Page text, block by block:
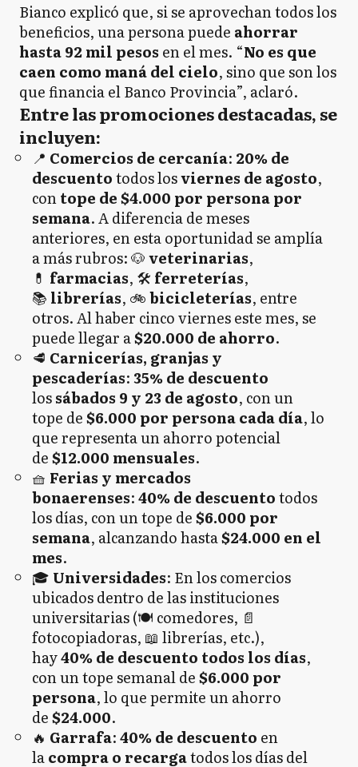
Bianco explicó que, si se aprovechan todos los
beneficios, una persona puede ahorrar
hasta 92 mil pesos en el mes. “No es que
caen como maná del cielo, sino que son los
que financia el Banco Provincia”, aclaró.
Entre las promociones destacadas, se
incluyen:
📍 Comercios de cercanía: 20% de
descuentotodos losviernes de agosto,
contope de $4.000 por persona por
semana. A diferencia de meses
anteriores, en esta oportunidad se amplía
a más rubros: 🐶veterinarias,
💊 farmacias, 🛠️ ferreterías,
📚 librerías, 🚲bicicleterías, entre
otros. Al haber cinco viernes este mes, se
puede llegar a$20.000 de ahorro.
🥩 Carnicerías, granjas y
pescaderías:35% de descuento
lossábados 9 y 23 de agosto, con un
tope de$6.000 por persona cada día, lo
que representa un ahorro potencial
de$12.000 mensuales.
🧺 Ferias y mercados
bonaerenses:40% de descuentotodos
los días, con un tope de$6.000 por
semana, alcanzando hasta$24.000 en el
mes.
🎓 Universidades: En los comercios
ubicados dentro de las instituciones
universitarias (🍽️ comedores, 📄
fotocopiadoras, 📖 librerías, etc.),
hay40% de descuento todos los días,
con un tope semanal de$6.000 por
persona, lo que permite un ahorro
de$24.000.
🔥 Garrafa:40% de descuento en
lacompra o recargatodos los días del